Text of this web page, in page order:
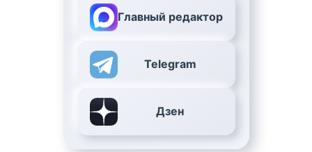
Главный редактор
Telegram
Дзен